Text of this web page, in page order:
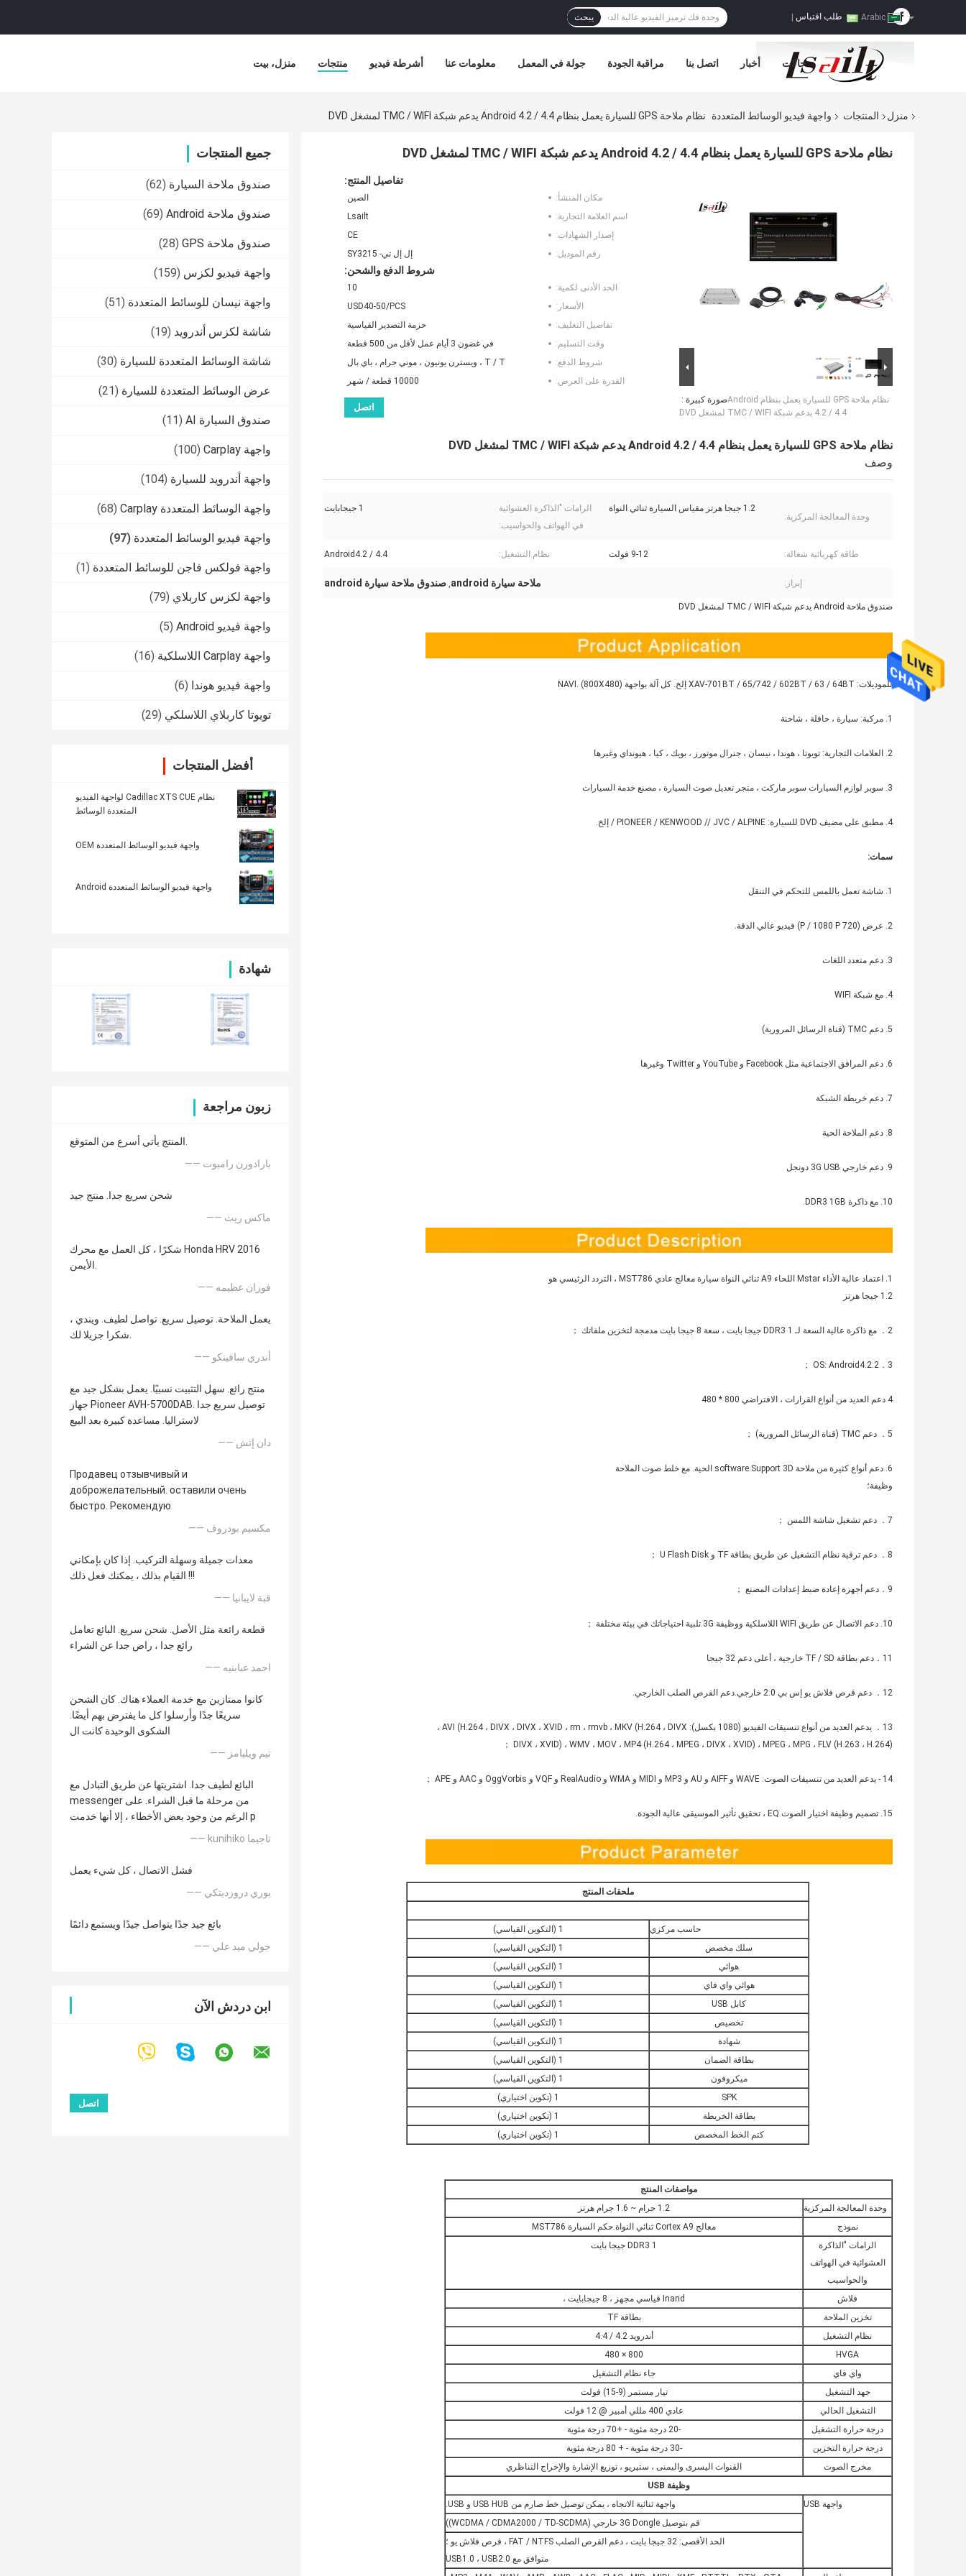
طلب اقتباس يبحث
منزل، بيت منتجات أشرطة فيديو معلومات عنا جولة في المعمل مراقبة الجودة اتصل بنا أخبار حالات
منزل المنتجات واجهة فيديو الوسائط المتعددة نظام ملاحة GPS للسيارة يعمل بنظام Android 4.2 / 4.4 يدعم شبكة TMC / WIFI لمشغل DVD
جميع المنتجات
صندوق ملاحة السيارة (62)
صندوق ملاحة Android (69)
صندوق ملاحة GPS (28)
واجهة فيديو لكزس (159)
واجهة نيسان للوسائط المتعددة (51)
شاشة لكزس أندرويد (19)
شاشة الوسائط المتعددة للسيارة (30)
عرض الوسائط المتعددة للسيارة (21)
صندوق السيارة AI (11)
واجهة Carplay (100)
واجهة أندرويد للسيارة (104)
واجهة الوسائط المتعددة Carplay (68)
واجهة فيديو الوسائط المتعددة (97)
واجهة فولكس فاجن للوسائط المتعددة (1)
واجهة لكزس كاربلاي (79)
واجهة فيديو Android (5)
واجهة Carplay اللاسلكية (16)
واجهة فيديو هوندا (6)
تويوتا كاربلاي اللاسلكي (29)
أفضل المنتجات
نظام Cadillac XTS CUE لواجهة الفيديو
المتعددة الوسائط
واجهة فيديو الوسائط المتعددة OEM
واجهة فيديو الوسائط المتعددة Android
شهادة
زبون مراجعة
المنتج يأتي أسرع من المتوقع.
—— بارادورن رامبوت
شحن سريع جدا. منتج جيد
—— ماكس ريث
شكرًا ، كل العمل مع محرك Honda HRV 2016
الأيمن.
—— فوزان عظيمه
يعمل الملاحة. توصيل سريع. تواصل لطيف. ويندي ،
شكرا جزيلا لك.
—— أندري سافينكو
منتج رائع. سهل التثبيت نسبيًا. يعمل بشكل جيد مع
جهاز Pioneer AVH-5700DAB. توصيل سريع جدا
لاستراليا. مساعدة كبيرة بعد البيع
—— دان إتش
Продавец отзывчивый и
доброжелательный. оставили очень
быстро. Рекомендую
—— مكسيم بودروف
معدات جميلة وسهلة التركيب. إذا كان بإمكاني
القيام بذلك ، يمكنك فعل ذلك !!!
—— قبة لايبانيا
قطعة رائعة مثل الأصل. شحن سريع. البائع تعامل
رائع جدا ، راض جدا عن الشراء
—— احمد عبابنيه
كانوا ممتازين مع خدمة العملاء هناك. كان الشحن
سريعًا جدًا وأرسلوا كل ما يفترض بهم أيضًا.
الشكوى الوحيدة كانت ال
—— تيم ويليامز
البائع لطيف جدا. اشتريتها عن طريق التبادل مع
messenger من مرحلة ما قبل الشراء. على
الرغم من وجود بعض الأخطاء ، إلا أنها خدمت p
—— kunihiko تاجيما
فشل الاتصال ، كل شيء يعمل
—— يوري دروزديتكي
بائع جيد جدًا يتواصل جيدًا ويستمع دائمًا
—— جولي ميد علي
ابن دردش الآن
نظام ملاحة GPS للسيارة يعمل بنظام Android 4.2 / 4.4 يدعم شبكة TMC / WIFI لمشغل DVD
صورة كبيرة :نظام ملاحة GPS للسيارة يعمل بنظام Android
4.2 / 4.4 يدعم شبكة TMC / WIFI لمشغل DVD
تفاصيل المنتج:
مكان المنشأ:
الصين
اسم العلامة التجارية:
Lsailt
إصدار الشهادات:
CE
رقم الموديل:
إل إل تي- SY3215
شروط الدفع والشحن:
الحد الأدنى لكمية:
10
الأسعار:
USD40-50/PCS
تفاصيل التغليف:
حزمة التصدير القياسية
وقت التسليم:
في غضون 3 أيام عمل لأقل من 500 قطعة
شروط الدفع:
T / T ، ويسترن يونيون ، موني جرام ، باي بال
القدرة على العرض:
10000 قطعة / شهر
اتصل
نظام ملاحة GPS للسيارة يعمل بنظام Android 4.2 / 4.4 يدعم شبكة TMC / WIFI لمشغل DVD
وصف
وحدة المعالجة المركزية:
1.2 جيجا هرتز مقياس السيارة ثنائي النواة
الرامات "الذاكرة العشوائية
في الهواتف والحواسيب:
1 جيجابايت
طاقة كهربائية شغالة: 9-12 فولت نظام التشغيل: Android4.2 / 4.4
إبراز: ملاحة سيارة android , صندوق ملاحة سيارة android
صندوق ملاحة Android يدعم شبكة TMC / WIFI لمشغل DVD
للموديلات: XAV-701BT / 65/742 / 602BT / 63 / 64BT إلخ. كل آلة بواجهة NAVI. (800X480)
1. مركبة: سيارة ، حافلة ، شاحنة
2. العلامات التجارية: تويوتا ، هوندا ، نيسان ، جنرال موتورز ، بويك ، كيا ، هيونداي وغيرها
3. سوبر لوازم السيارات سوبر ماركت ، متجر تعديل صوت السيارة ، مصنع خدمة السيارات
4. مطبق على مضيف DVD للسيارة: PIONEER / KENWOOD // JVC / ALPINE / إلخ.
سمات:
1. شاشة تعمل باللمس للتحكم في التنقل
2. عرض (720 P / 1080 P) فيديو عالي الدقة.
3. دعم متعدد اللغات
4. مع شبكة WIFI
5. دعم TMC (قناة الرسائل المرورية)
6. دعم المرافق الاجتماعية مثل Facebook و YouTube و Twitter وغيرها
7. دعم خريطة الشبكة
8. دعم الملاحة الحية
9. دعم خارجي 3G USB دونجل
10. مع ذاكرة DDR3 1GB.
1. اعتماد عالية الأداء Mstar اللحاء A9 ثنائي النواة سيارة معالج عادي MST786 ، التردد الرئيسي هو
1.2 جيجا هرتز
2． مع ذاكرة عالية السعة لـ DDR3 1 جيجا بايت ، سعة 8 جيجا بايت مدمجة لتخزين ملفاتك ；
3．OS: Android4.2.2 ；
4 دعم العديد من أنواع القرارات ، الافتراضي 800 * 480
5． دعم TMC (قناة الرسائل المرورية) ；
6. دعم أنواع كثيرة من ملاحة software.Support 3D الحية. مع خلط صوت الملاحة
وظيفة؛
7． دعم تشغيل شاشة اللمس ；
8． دعم ترقية نظام التشغيل عن طريق بطاقة TF و U Flash Disk ；
9．دعم أجهزة إعادة ضبط إعدادات المصنع ；
10. دعم الاتصال عن طريق WIFI اللاسلكية ووظيفة 3G.تلبية احتياجاتك في بيئة مختلفة ；
11．دعم بطاقة TF / SD خارجية ، أعلى دعم 32 جيجا
12． دعم قرص فلاش يو إس بي 2.0 خارجي.دعم القرص الصلب الخارجي.
13． يدعم العديد من أنواع تنسيقات الفيديو (1080 بكسل): AVI (H.264 ، DIVX ، DIVX ، XVID ، rm ، rmvb ، MKV (H.264 ، DIVX ،
DIVX ، XVID) ، WMV ، MOV ، MP4 (H.264 ، MPEG ، DIVX ، XVID) ، MPEG ، MPG ، FLV (H.263 ، H.264) ；
14 - يدعم العديد من تنسيقات الصوت: WAVE و AIFF و AU و MP3 و MIDI و WMA و RealAudio و VQF و OggVorbis و AAC و APE ；
15. تصميم وظيفة اختيار الصوت EQ ، تحقيق تأثير الموسيقى عالية الجودة.
ملحقات المنتج
حاسب مركزي
1 (التكوين القياسي)
سلك مخصص
1 (التكوين القياسي)
هوائي
1 (التكوين القياسي)
هوائي واي فاي
1 (التكوين القياسي)
كابل USB
1 (التكوين القياسي)
تخصيص
1 (التكوين القياسي)
شهادة
1 (التكوين القياسي)
بطاقة الضمان
1 (التكوين القياسي)
ميكروفون
1 (التكوين القياسي)
SPK
1 (تكوين اختياري)
بطاقة الخريطة
1 (تكوين اختياري)
كتم الخط المخصص
1 (تكوين اختياري)
مواصفات المنتج
وحدة المعالجة المركزية
1.2 جرام ~ 1.6 جرام هرتز
نموذج
معالج Cortex A9 ثنائي النواة.حكم السيارة MST786
الرامات "الذاكرة
العشوائية في الهواتف
والحواسيب
DDR3 1 جيجا بايت
فلاش
Inand قياسي مجهز ، 8 جيجابايت ،
تخزين الملاحة
بطاقة TF
نظام التشغيل
أندرويد 4.2 / 4.4
HVGA
800 × 480
واي فاي
جاء نظام التشغيل
جهد التشغيل
تيار مستمر (9-15) فولت
التشغيل الحالي
عادي 400 مللي أمبير @ 12 فولت
درجة حرارة التشغيل
-20 درجة مئوية - +70 درجة مئوية
درجة حرارة التخزين
-30 درجة مئوية - + 80 درجة مئوية
مخرج الصوت
القنوات اليسرى واليمنى ، ستيريو ، توزيع الإشارة والإخراج التناظري
وظيفة USB
واجهة USB
واجهة ثنائية الاتجاه ، يمكن توصيل خط صارم من USB HUB و USB.
قم بتوصيل 3G Dongle خارجي (WCDMA / CDMA2000 / TD-SCDMA))
الحد الأقصى: 32 جيجا بايت ، دعم القرص الصلب FAT / NTFS ، قرص فلاش يو ؛
متوافق مع USB1.0 ، USB2.0